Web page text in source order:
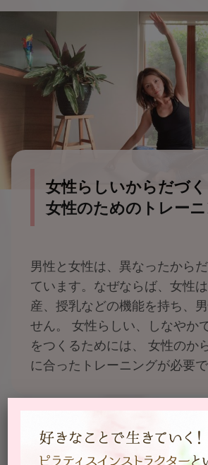
女性らしいからだづく
女性のためのトレー
男性と女性は、異なったから
ています。なぜならば、女性
産、授乳などの機能を持ち、
せん。 女性らしい、しなやか
をつくるためには、 女性のか
に合ったトレーニングが必要で